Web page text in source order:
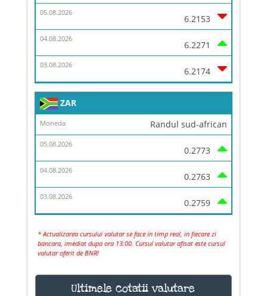
* Actualizarea cursului valutar se face in timp real, in fiecare zi
bancara, imediat dupa ora 13:00. Cursul valutar afisat este cursul
valutar oferit de BNR!
6.2153
6.2271
6.2174
ZAR
Randul sud-african
0.2773
0.2763
0.2759
Ultimele cotatii valutare